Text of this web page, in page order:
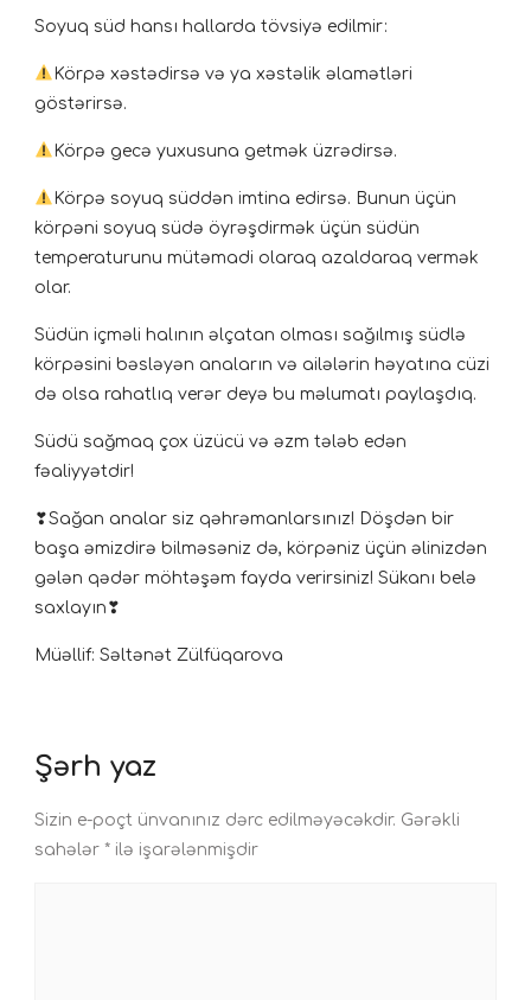
Soyuq süd hansı hallarda tövsiyə edilmir:
Körpə xəstədirsə və ya xəstəlik əlamətləri
göstərirsə.
Körpə gecə yuxusuna getmək üzrədirsə.
Körpə soyuq süddən imtina edirsə. Bunun üçün
körpəni soyuq südə öyrəşdirmək üçün südün
temperaturunu mütəmadi olaraq azaldaraq vermək
olar.
Südün içməli halının əlçatan olması sağılmış südlə
körpəsini bəsləyən anaların və ailələrin həyatına cüzi
də olsa rahatlıq verər deyə bu məlumatı paylaşdıq.
Südü sağmaq çox üzücü və əzm tələb edən
fəaliyyətdir!
❣Sağan analar siz qəhrəmanlarsınız! Döşdən bir
başa əmizdirə bilməsəniz də, körpəniz üçün əlinizdən
gələn qədər möhtəşəm fayda verirsiniz! Sükanı belə
saxlayın❣
Müəllif: Səltənət Zülfüqarova
Şərh yaz
Sizin e-poçt ünvanınız dərc edilməyəcəkdir. Gərəkli
sahələr * ilə işarələnmişdir